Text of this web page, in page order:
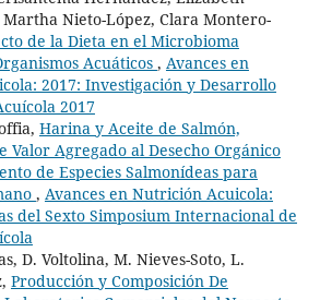
Martha Nieto-López, Clara Montero-
de la Dieta en el Microbioma
Acuáticos , Avances en
2017: Investigación y Desarrollo
2017
Harina y Aceite de Salmón,
Valor Agregado al Desecho Orgánico
de Especies Salmonídeas para
, Avances en Nutrición Acuicola:
del Sexto Simposium Internacional de
D. Voltolina, M. Nieves-Soto, L.
Producción y Composición De